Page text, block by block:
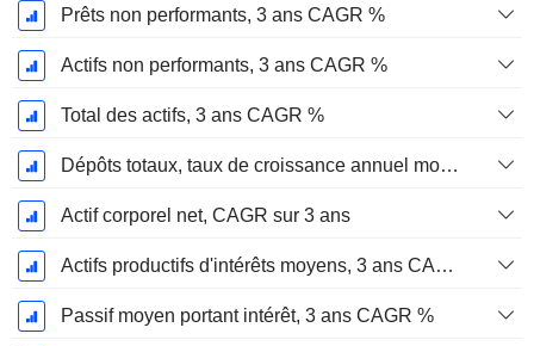
Prêts non performants, 3 ans CAGR %
Actifs non performants, 3 ans CAGR %
Total des actifs, 3 ans CAGR %
Dépôts totaux, taux de croissance annuel moyen sur 3 ans %.
Actif corporel net, CAGR sur 3 ans
Actifs productifs d'intérêts moyens, 3 ans CAGR %
Passif moyen portant intérêt, 3 ans CAGR %